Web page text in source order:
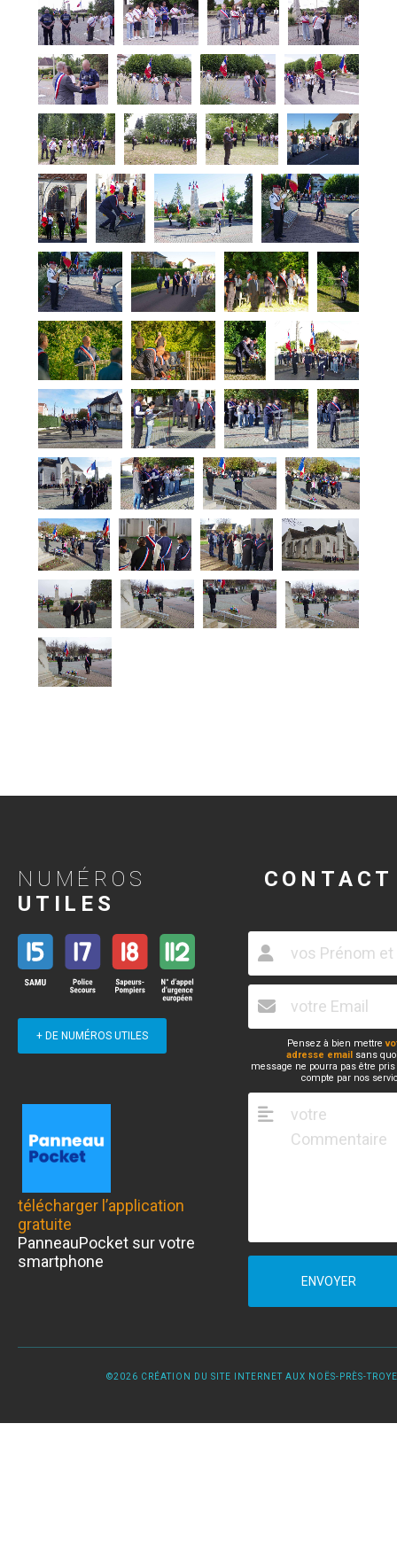
NUMÉROS
UTILES
+ DE NUMÉROS UTILES
télécharger l’application
gratuite
PanneauPocket sur votre
smartphone
CONTACT
Pensez à bien mettre
adresse email sans
message ne pourra pas être
compte par nos
ENVOYER
©2026 CRÉATION DU SITE INTERNET AUX NOËS-PRÈS-